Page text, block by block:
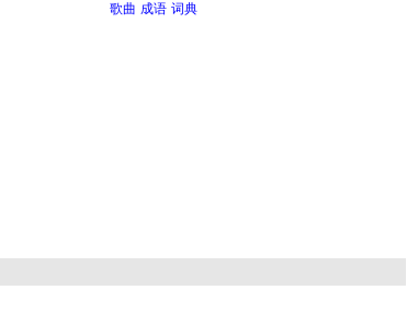
歌曲 成语 词典